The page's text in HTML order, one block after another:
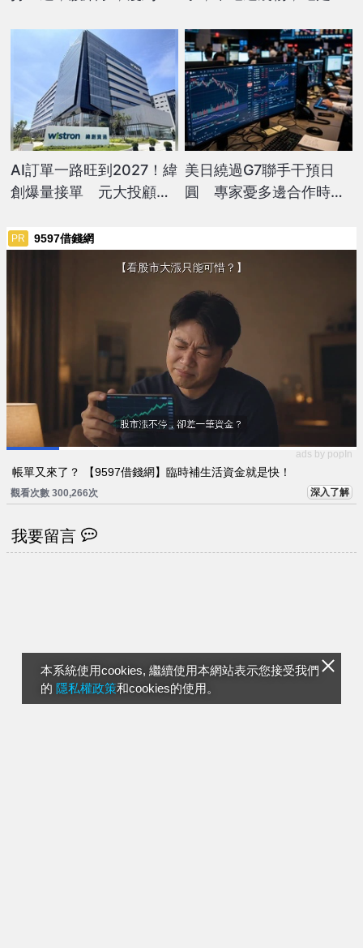
本系統使用cookies, 繼續使用本網站表示您接受我們
的 隱私權政策和cookies的使用。
AI訂單一路旺到2027！緯
創爆量接單 元大投顧喊
美日繞過G7聯手干預日
圓 專家憂多邊合作時代
PR 9597借錢網
ads by popIn
帳單又來了？ 【9597借錢網】臨時補生活資金就是快！
觀看次數 300,266次 深入了解
我要留言